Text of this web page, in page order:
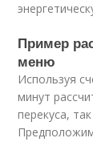
Пример
меню
Используя
минут
перекуса,